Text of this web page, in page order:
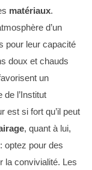
matériaux.
d’un
pour leur capacité
doux et chauds
un
l’Institut
est si fort qu’il peut
, quant à lui,
optez pour des
la convivialité. Les